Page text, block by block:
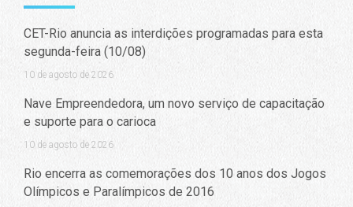
CET-Rio anuncia as interdições programadas para esta
segunda-feira (10/08)
10 de agosto de 2026
Nave Empreendedora, um novo serviço de capacitação
e suporte para o carioca
10 de agosto de 2026
Rio encerra as comemorações dos 10 anos dos Jogos
Olímpicos e Paralímpicos de 2016